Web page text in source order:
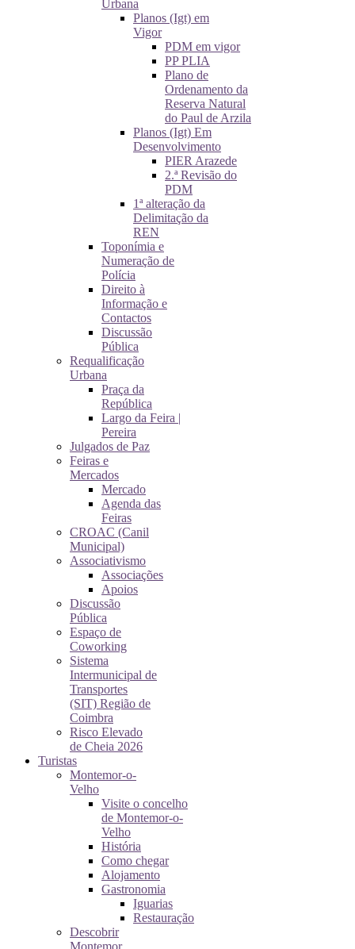
Urbana
Planos (Igt) em
Vigor
PDM em vigor
PP PLIA
Plano de
Ordenamento da
Reserva Natural
do Paul de Arzila
Planos (Igt) Em
Desenvolvimento
PIER Arazede
2.ª Revisão do
PDM
1ª alteração da
Delimitação da
REN
Toponímia e
Numeração de
Polícia
Direito à
Informação e
Contactos
Discussão
Pública
Requalificação
Urbana
Praça da
República
Largo da Feira |
Pereira
Julgados de Paz
Feiras e
Mercados
Mercado
Agenda das
Feiras
CROAC (Canil
Municipal)
Associativismo
Associações
Apoios
Discussão
Pública
Espaço de
Coworking
Sistema
Intermunicipal de
Transportes
(SIT) Região de
Coimbra
Risco Elevado
de Cheia 2026
Turistas
Montemor-o-
Velho
Visite o concelho
de Montemor-o-
Velho
História
Como chegar
Alojamento
Gastronomia
Iguarias
Restauração
Descobrir
Montemor